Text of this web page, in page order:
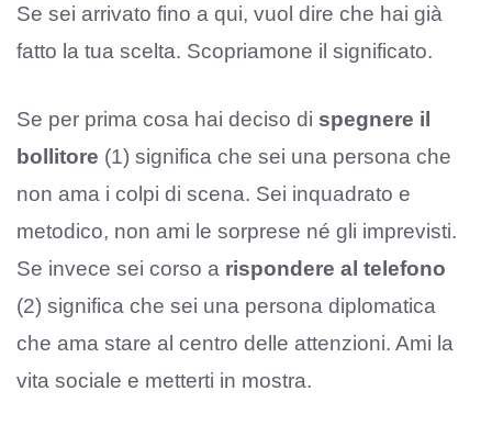
Se sei arrivato fino a qui, vuol dire che hai già
fatto la tua scelta. Scopriamone il significato.
Se per prima cosa hai deciso di spegnere il
bollitore (1) significa che sei una persona che
non ama i colpi di scena. Sei inquadrato e
metodico, non ami le sorprese né gli imprevisti.
Se invece sei corso a rispondere al telefono
(2) significa che sei una persona diplomatica
che ama stare al centro delle attenzioni. Ami la
vita sociale e metterti in mostra.